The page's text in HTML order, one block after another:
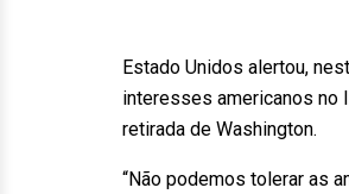
Estado Unidos alertou,
interesses americanos no
retirada de Washington.
“Não podemos tolerar as